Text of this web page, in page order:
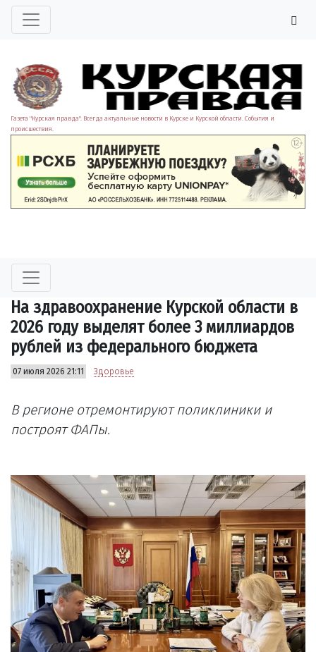
Газета "Курская правда". Всегда актуальные новости в Курске и Курской области. События и
происшествия.
На здравоохранение Курской области в
2026 году выделят более 3 миллиардов
рублей из федерального бюджета
07 июля 2026 21:11 Здоровье
В регионе отремонтируют поликлиники и
построят ФАПы.